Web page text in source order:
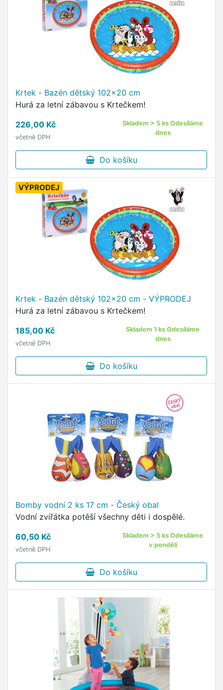
Krtek - Bazén dětský 102x20 cm
Hurá za letní zábavou s Krtečkem!
226,00 Kč
včetně DPH
Skladem > 5 ks Odesíláme
dnes
Do košíku
VÝPRODEJ
Krtek - Bazén dětský 102x20 cm - VÝPRODEJ
Hurá za letní zábavou s Krtečkem!
185,00 Kč
včetně DPH
Skladem 1 ks Odesíláme
dnes
Do košíku
Bomby vodní 2 ks 17 cm - Český obal
Vodní zvířátka potěší všechny děti i dospělé.
60,50 Kč
včetně DPH
Skladem > 5 ks Odesíláme
v pondělí
Do košíku